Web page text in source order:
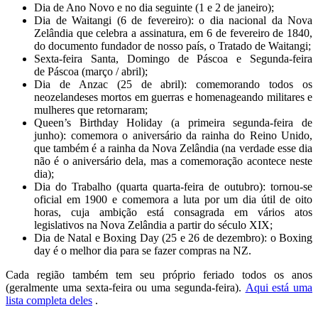
Dia de Ano Novo e no dia seguinte (1 e 2 de janeiro);
Dia de Waitangi (6 de fevereiro): o dia nacional da Nova
Zelândia que celebra a assinatura, em 6 de fevereiro de 1840,
do documento fundador de nosso país, o Tratado de Waitangi;
Sexta-feira Santa, Domingo dePáscoa e Segunda-feira
de Páscoa (março / abril);
Dia de Anzac(25 de abril): comemorando todos os
neozelandeses mortos em guerras e homenageando militares e
mulheres que retornaram;
Queen’s Birthday Holiday (a primeira segunda-feira de
junho): comemora o aniversário da rainha do Reino Unido,
que também é a rainha da Nova Zelândia (na verdade esse dia
não é o aniversário dela, mas a comemoração acontece neste
dia);
Dia do Trabalho (quarta quarta-feira de outubro): tornou-se
oficial em 1900 e comemora a luta por um dia útil de oito
horas, cuja ambição está consagrada em vários atos
legislativos na Nova Zelândia a partir do século XIX;
Dia de Natal e Boxing Day (25 e 26 de dezembro): o Boxing
day é o melhor dia para se fazer compras na NZ.
Cada região também tem seu próprio feriado todos os anos
(geralmente uma sexta-feira ou uma segunda-feira). Aqui está uma
lista completa deles .